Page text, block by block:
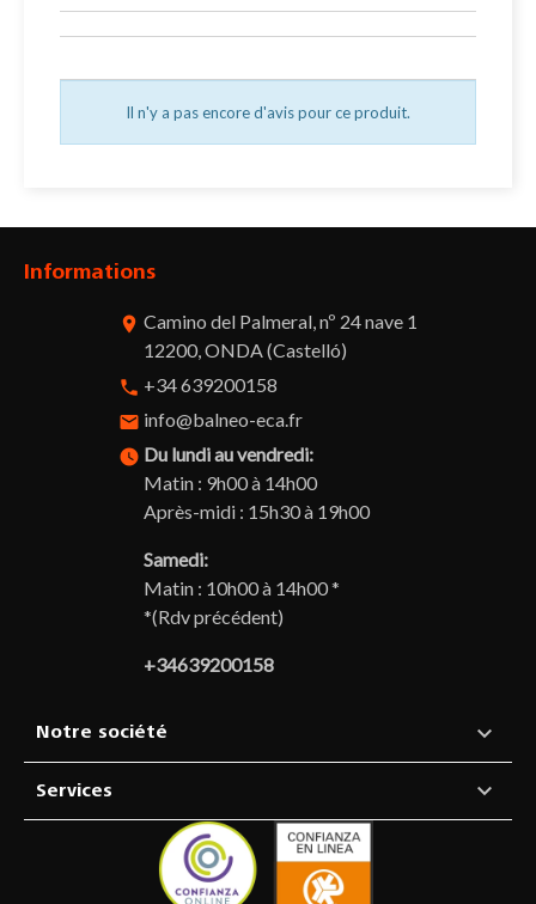
Il n'y a pas encore d'avis pour ce produit.
Informations
room Camino del Palmeral, nº 24 nave 1
12200, ONDA (Castelló)
phone +34 639200158
email info@balneo-eca.fr
watch_later Du lundi au vendredi:
Matin : 9h00 à 14h00
Après-midi : 15h30 à 19h00
Samedi:
Matin : 10h00 à 14h00 *
*(Rdv précédent)
+34639200158
Notre société 
Services 